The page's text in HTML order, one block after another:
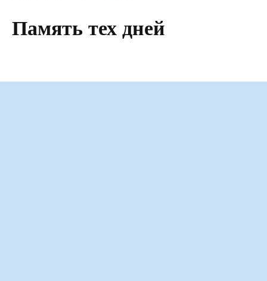
Память тех дней